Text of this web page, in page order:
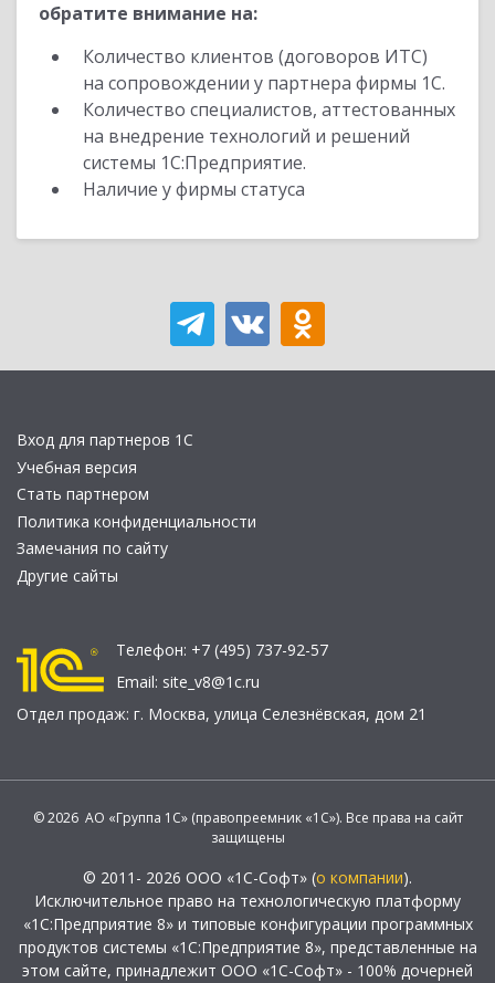
обратите внимание на:
Количество клиентов (договоров ИТС)
на сопровождении у партнера фирмы 1С.
Количество специалистов, аттестованных
на внедрение технологий и решений
системы 1С:Предприятие.
Наличие у фирмы статуса
Вход для партнеров 1С
Учебная версия
Стать партнером
Политика конфиденциальности
Замечания по сайту
Другие сайты
Телефон: +7 (495) 737-92-57
Email: site_v8@1c.ru
Отдел продаж: г. Москва, улица Селезнёвская, дом 21
© 2026 АО «Группа 1С» (правопреемник «1С»). Все права на сайт
защищены
© 2011- 2026 ООО «1С-Софт» (о компании).
Исключительное право на технологическую платформу
«1С:Предприятие 8» и типовые конфигурации программных
продуктов системы «1С:Предприятие 8», представленные на
этом сайте, принадлежит ООО «1С-Софт» - 100% дочерней